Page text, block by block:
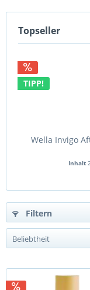
Topseller
TIPP!
Wella Invigo
Inhalt
Filtern